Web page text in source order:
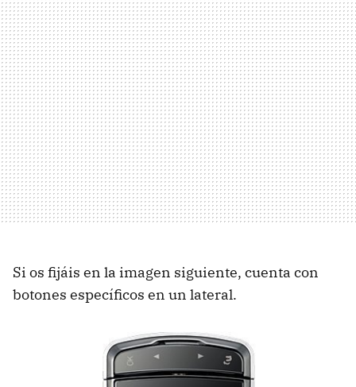
Si os fijáis en la imagen siguiente, cuenta con
botones específicos en un lateral.